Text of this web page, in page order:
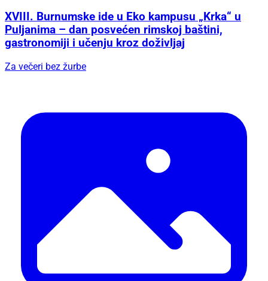
XVIII. Burnumske ide u Eko kampusu „Krka“ u
Puljanima – dan posvećen rimskoj baštini,
gastronomiji i učenju kroz doživljaj
Za večeri bez žurbe